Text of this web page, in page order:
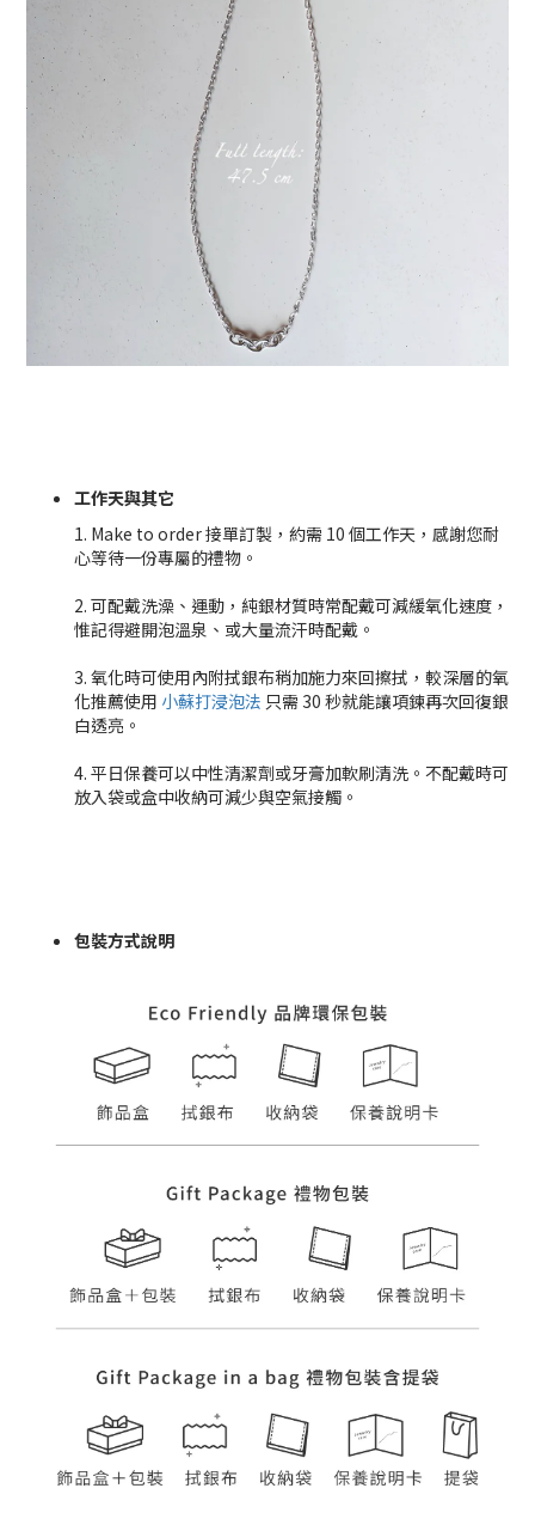
工作天與其它
1. Make to order 接單訂製，約需 10 個工作天，感謝您耐
心等待一份專屬的禮物。
2. 可配戴洗澡、運動，純銀材質時常配戴可減緩氧化速度，
惟記得避開泡溫泉、或大量流汗時配戴。
3. 氧化時可使用內附拭銀布稍加施力來回擦拭，較深層的氧
化推薦使用 小蘇打浸泡法 只需 30 秒就能讓項鍊再次回復銀
白透亮。
4. 平日保養可以中性清潔劑或牙膏加軟刷清洗。不配戴時可
放入袋或盒中收納可減少與空氣接觸。
包裝方式說明